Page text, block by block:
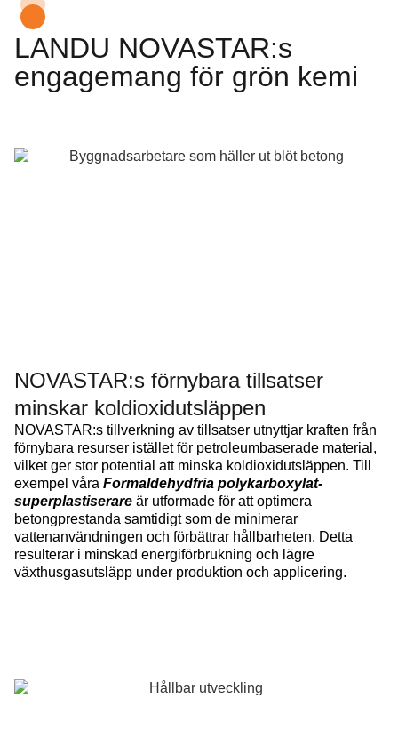
LANDU NOVASTAR:s
engagemang för grön kemi
NOVASTAR:s förnybara tillsatser
minskar koldioxidutsläppen
NOVASTAR:s tillverkning av tillsatser utnyttjar kraften från
förnybara resurser istället för petroleumbaserade material,
vilket ger stor potential att minska koldioxidutsläppen. Till
exempel våra Formaldehydfria polykarboxylat-
superplastiserare är utformade för att optimera
betongprestanda samtidigt som de minimerar
vattenanvändningen och förbättrar hållbarheten. Detta
resulterar i minskad energiförbrukning och lägre
växthusgasutsläpp under produktion och applicering.